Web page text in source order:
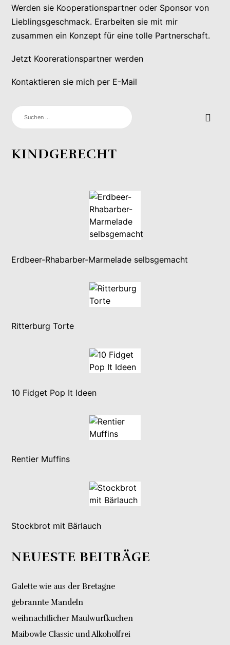
Werden sie Kooperationspartner oder Sponsor von
Lieblingsgeschmack. Erarbeiten sie mit mir
zusammen ein Konzept für eine tolle Partnerschaft.
Jetzt Koorerationspartner werden
Kontaktieren sie mich per E-Mail
SUCHEN
NACH:
KINDGERECHT
Erdbeer-Rhabarber-Marmelade selbsgemacht
Ritterburg Torte
10 Fidget Pop It Ideen
Rentier Muffins
Stockbrot mit Bärlauch
NEUESTE BEITRÄGE
Galette wie aus der Bretagne
gebrannte Mandeln
weihnachtlicher Maulwurfkuchen
Maibowle Classic und Alkoholfrei